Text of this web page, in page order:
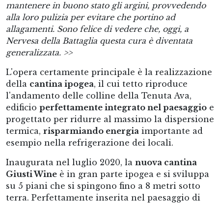
mantenere in buono stato gli argini, provvedendo
alla loro pulizia per evitare che portino ad
allagamenti. Sono felice di vedere che, oggi, a
Nervesa della Battaglia questa cura è diventata
generalizzata. >>
L'opera certamente principale è la realizzazione
della cantina ipogea, il cui tetto riproduce
l'andamento delle colline della Tenuta Ava,
edificio perfettamente integrato nel paesaggio e
progettato per ridurre al massimo la dispersione
termica, risparmiando energia importante ad
esempio nella refrigerazione dei locali.
Inaugurata nel luglio 2020, la nuova cantina
Giusti Wine è in gran parte ipogea e si sviluppa
su 5 piani che si spingono fino a 8 metri sotto
terra. Perfettamente inserita nel paesaggio di